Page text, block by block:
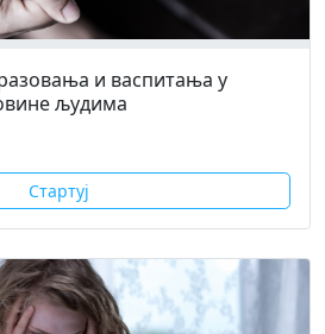
и васпитања у
људима
Стартуј